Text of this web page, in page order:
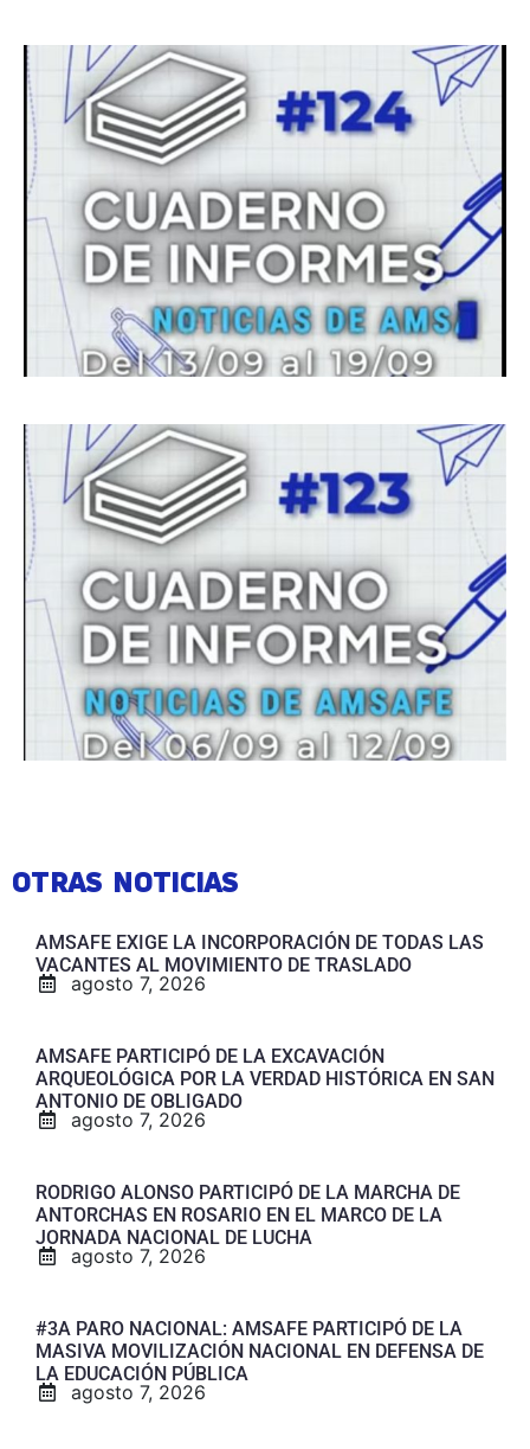
OTRAS NOTICIAS
AMSAFE EXIGE LA INCORPORACIÓN DE TODAS LAS
VACANTES AL MOVIMIENTO DE TRASLADO
agosto 7, 2026
AMSAFE PARTICIPÓ DE LA EXCAVACIÓN
ARQUEOLÓGICA POR LA VERDAD HISTÓRICA EN SAN
ANTONIO DE OBLIGADO
agosto 7, 2026
RODRIGO ALONSO PARTICIPÓ DE LA MARCHA DE
ANTORCHAS EN ROSARIO EN EL MARCO DE LA
JORNADA NACIONAL DE LUCHA
agosto 7, 2026
#3A PARO NACIONAL: AMSAFE PARTICIPÓ DE LA
MASIVA MOVILIZACIÓN NACIONAL EN DEFENSA DE
LA EDUCACIÓN PÚBLICA
agosto 7, 2026